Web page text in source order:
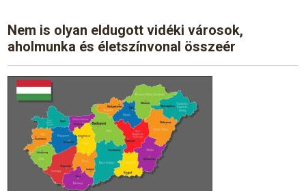
Nem is olyan eldugott vidéki városok,
aholmunka és életszínvonal összeér